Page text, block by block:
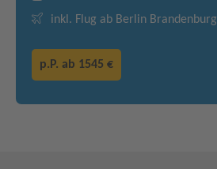
inkl. Flug ab Berlin Brandenburg
p.P. ab 1545 €